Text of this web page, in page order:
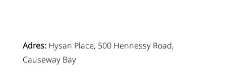
Adres:Hysan Place, 500 Hennessy Road,
Causeway Bay